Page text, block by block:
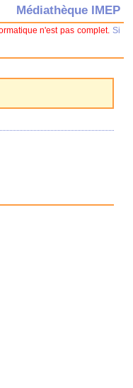
Médiathèque IMEP
n'est pas complet. Si